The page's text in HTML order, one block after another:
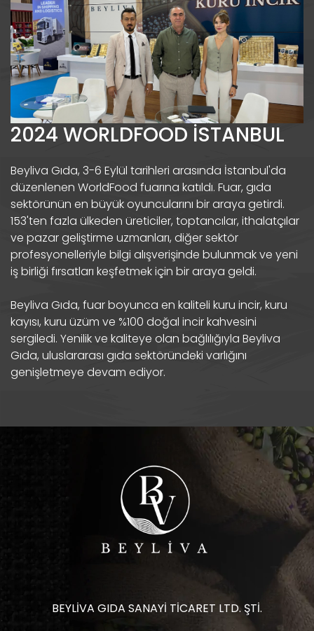
2024 WORLDFOOD İSTANBUL
Beyliva Gıda, 3-6 Eylül tarihleri ​​arasında İstanbul'da
düzenlenen WorldFood fuarına katıldı. Fuar, gıda
sektörünün en büyük oyuncularını bir araya getirdi.
153'ten fazla ülkeden üreticiler, toptancılar, ithalatçılar
ve pazar geliştirme uzmanları, diğer sektör
profesyonelleriyle bilgi alışverişinde bulunmak ve yeni
iş birliği fırsatları keşfetmek için bir araya geldi.
Beyliva Gıda, fuar boyunca en kaliteli kuru incir, kuru
kayısı, kuru üzüm ve %100 doğal incir kahvesini
sergiledi. Yenilik ve kaliteye olan bağlılığıyla Beyliva
Gıda, uluslararası gıda sektöründeki varlığını
genişletmeye devam ediyor.
BEYLİVA GIDA SANAYİ TİCARET LTD. ŞTİ.